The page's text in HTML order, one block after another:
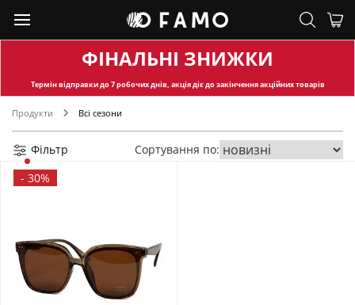
ФІНАЛЬНІ ЗНИЖКИ
Термін відправкидо 7 робочих днів, акція діє до закінчення акційних товарів
Продукти Всі сезони
Фільтр
Сортування по:
- 30%